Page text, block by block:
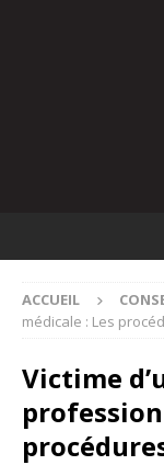
ACCUEIL
médicale : Les
Victime